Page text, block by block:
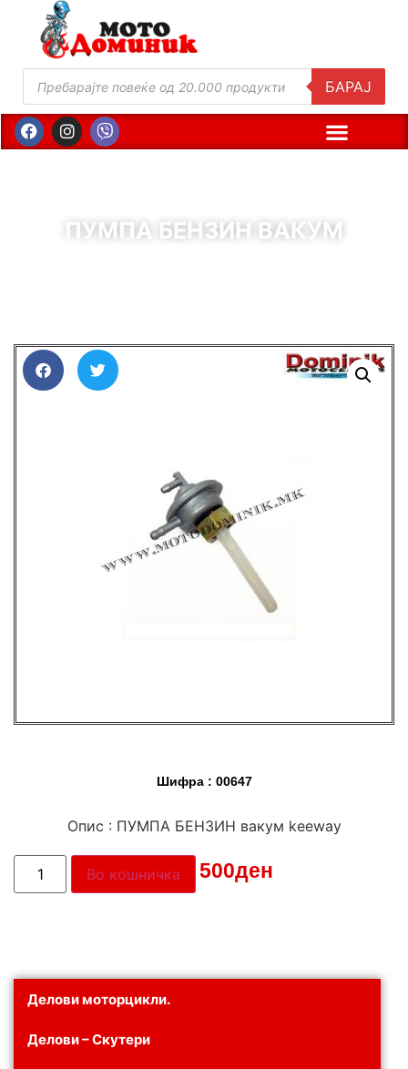
БАРАЈ
ПУМПА БЕНЗИН ВАКУМ
Делови моторцикли.
Делови – Скутери
Шифра : 00647
Опис : ПУМПА БЕНЗИН вакум keeway
Цена: 500ден
Во кошничка